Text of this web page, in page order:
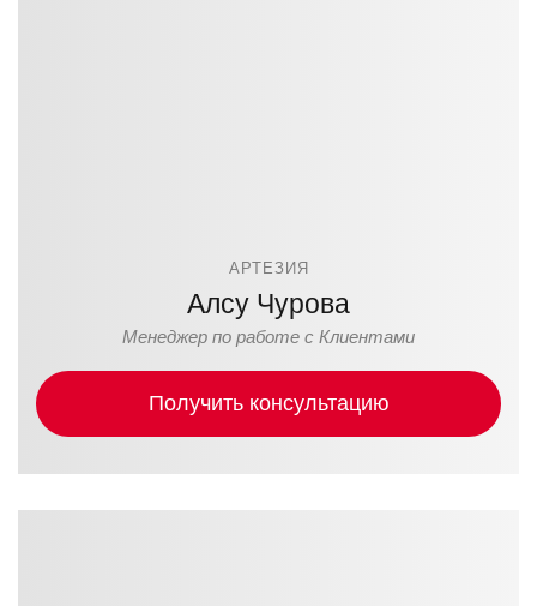
АРТЕЗИЯ
Алсу Чурова
Менеджер по работе с Клиентами
Получить консультацию